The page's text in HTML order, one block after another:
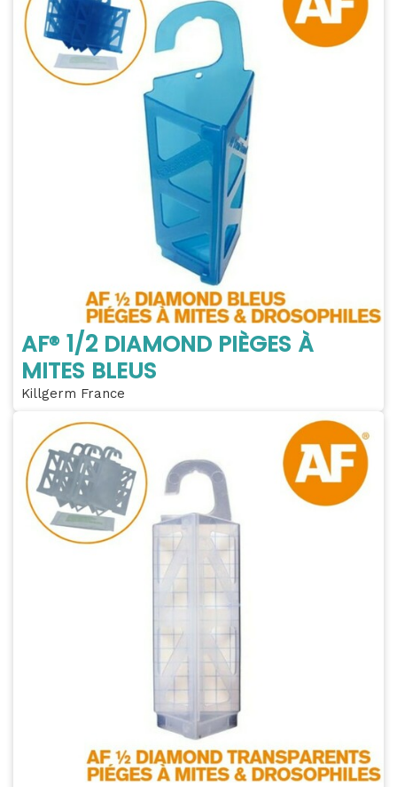
AF® 1/2 DIAMOND PIÈGES À
MITES BLEUS
Killgerm France